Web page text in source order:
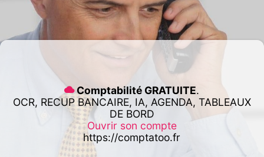
Comptabilité GRATUITE.
OCR, RECUP BANCAIRE, IA, AGENDA, TABLEAUX
DE BORD
Ouvrir son compte
https://comptatoo.fr